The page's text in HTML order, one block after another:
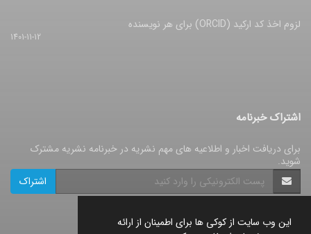
این وب سایت از کوکی ها برای اطمینان از ارائه
لزوم اخذ کد ارکید (ORCID) برای هر نویسنده
1401-11-12
اشتراک خبرنامه
برای دریافت اخبار و اطلاعیه های مهم نشریه در خبرنامه نشریه مشترک
شوید.
اشتراک